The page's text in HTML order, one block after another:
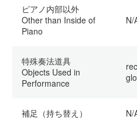
ピアノ内部以外
Other than Inside of
Piano
N/
特殊奏法道具
Objects Used in
Performance
補足（持ち替え） N/